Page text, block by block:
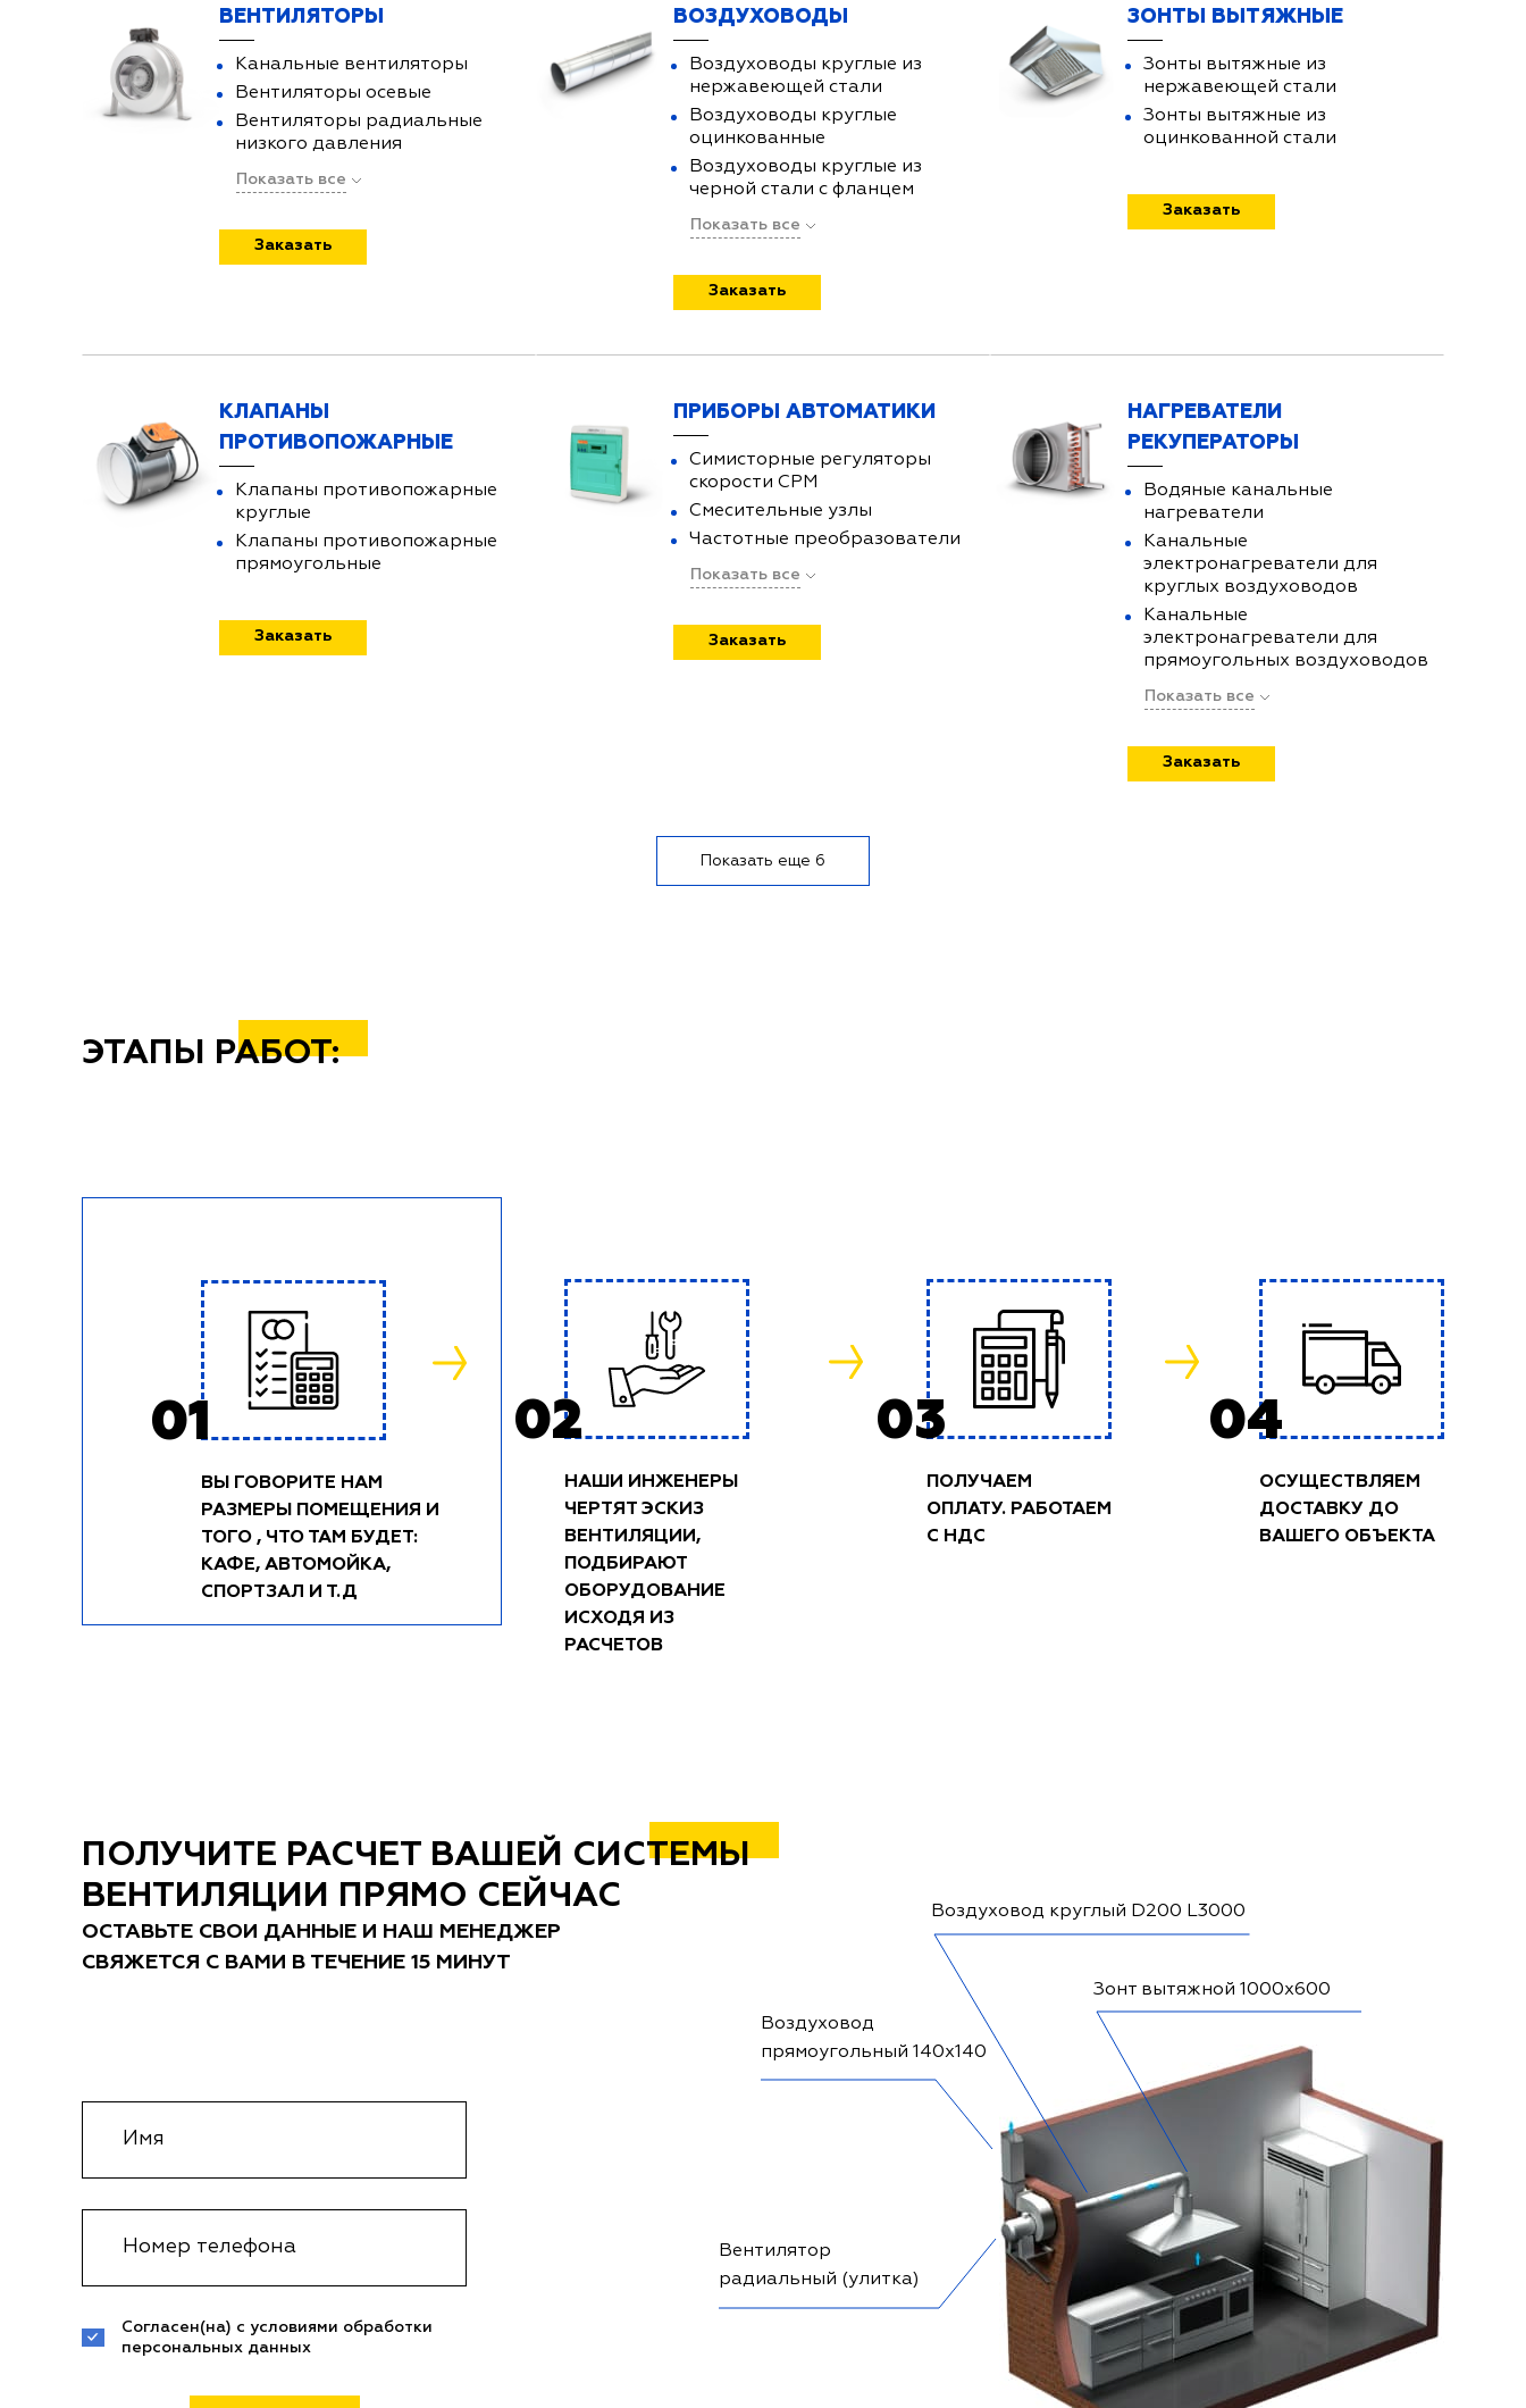
ВЕНТИЛЯТОРЫ
Канальные вентиляторы
Вентиляторы осевые
Вентиляторы радиальные
низкого давления
Показать все
Заказать
ВОЗДУХОВОДЫ
Воздуховоды круглые из
нержавеющей стали
Воздуховоды круглые
оцинкованные
Воздуховоды круглые из
черной стали с фланцем
Показать все
Заказать
ЗОНТЫ ВЫТЯЖНЫЕ
Зонты вытяжные из
нержавеющей стали
Зонты вытяжные из
оцинкованной стали
Заказать
КЛАПАНЫ
ПРОТИВОПОЖАРНЫЕ
Клапаны противопожарные
круглые
Клапаны противопожарные
прямоугольные
Заказать
ПРИБОРЫ АВТОМАТИКИ
Cимисторные регуляторы
скорости СРМ
Смесительные узлы
Частотные преобразователи
Показать все
Заказать
НАГРЕВАТЕЛИ
РЕКУПЕРАТОРЫ
Водяные канальные
нагреватели
Канальные
электронагреватели для
круглых воздуховодов
Канальные
электронагреватели для
прямоугольных воздуховодов
Показать все
Заказать
Показать еще 6
ЭТАПЫ РАБОТ:
01
ВЫ ГОВОРИТЕ НАМ
РАЗМЕРЫ ПОМЕЩЕНИЯ И
ТОГО , ЧТО ТАМ БУДЕТ:
КАФЕ, АВТОМОЙКА,
СПОРТЗАЛ И Т.Д
02
НАШИ ИНЖЕНЕРЫ
ЧЕРТЯТ ЭСКИЗ
ВЕНТИЛЯЦИИ,
ПОДБИРАЮТ
ОБОРУДОВАНИЕ
ИСХОДЯ ИЗ
РАСЧЕТОВ
03
ПОЛУЧАЕМ
ОПЛАТУ. РАБОТАЕМ
С НДС
04
ОСУЩЕСТВЛЯЕМ
ДОСТАВКУ ДО
ВАШЕГО ОБЪЕКТА
ПОЛУЧИТЕ РАСЧЕТ ВАШЕЙ СИСТЕМЫ
ВЕНТИЛЯЦИИ ПРЯМО СЕЙЧАС
ОСТАВЬТЕ СВОИ ДАННЫЕ И НАШ МЕНЕДЖЕР
СВЯЖЕТСЯ С ВАМИ В ТЕЧЕНИЕ 15 МИНУТ
Согласен(на) с условиями обработки
персональных данных
Воздуховод круглый D200 L3000
Зонт вытяжной 1000x600
Воздуховод
прямоугольный 140x140
Вентилятор
радиальный (улитка)